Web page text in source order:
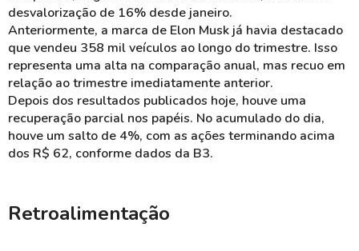
desvalorização de 16% desde janeiro.
Anteriormente, a marca de Elon Musk já havia destacado
que vendeu 358 mil veículos ao longo do trimestre. Isso
representa uma alta na comparação anual, mas recuo em
relação ao trimestre imediatamente anterior.
Depois dos resultados publicados hoje, houve uma
recuperação parcial nos papéis. No acumulado do dia,
houve um salto de 4%, com as ações terminando acima
dos R$ 62, conforme dados da B3.
Retroalimentação